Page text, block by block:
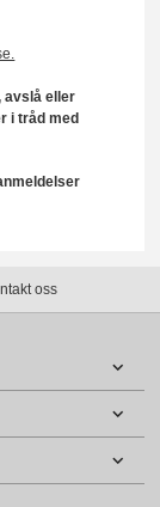
avslå eller
i tråd med
oss